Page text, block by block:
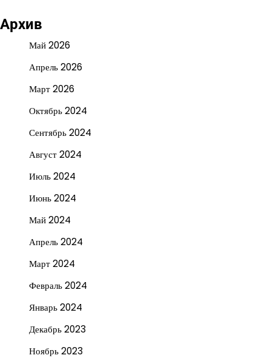
Архив
Май 2026
Апрель 2026
Март 2026
Октябрь 2024
Сентябрь 2024
Август 2024
Июль 2024
Июнь 2024
Май 2024
Апрель 2024
Март 2024
Февраль 2024
Январь 2024
Декабрь 2023
Ноябрь 2023